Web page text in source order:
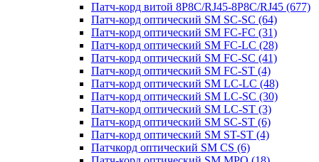
Патч-корд витой 8P8C/RJ45-8P8C/RJ45 (677)
Патч-корд оптический SM SC-SC (64)
Патч-корд оптический SM FC-FC (31)
Патч-корд оптический SM FC-LC (28)
Патч-корд оптический SM FC-SC (41)
Патч-корд оптический SM FC-ST (4)
Патч-корд оптический SM LC-LC (48)
Патч-корд оптический SM LC-SC (30)
Патч-корд оптический SM LC-ST (3)
Патч-корд оптический SM SC-ST (6)
Патч-корд оптический SM ST-ST (4)
Патчкорд оптический SM CS (6)